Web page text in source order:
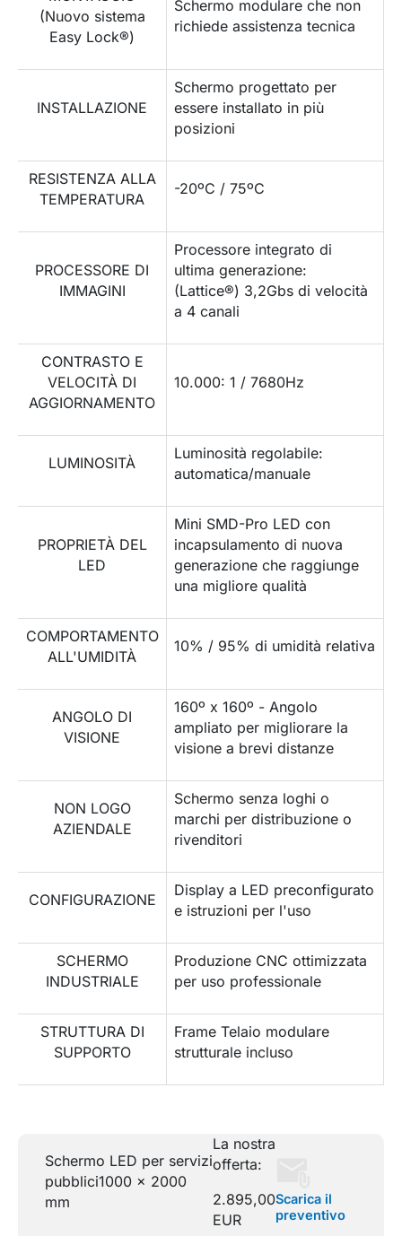
(Nuovo sistema
Easy Lock®)
Schermo modulare che non
richiede assistenza tecnica
INSTALLAZIONE
Schermo progettato per
essere installato in più
posizioni
RESISTENZA ALLA
TEMPERATURA
-20ºC / 75ºC
PROCESSORE DI
IMMAGINI
Processore integrato di
ultima generazione:
(Lattice®) 3,2Gbs di velocità
a 4 canali
CONTRASTO E
VELOCITÀ DI
AGGIORNAMENTO
10.000: 1 / 7680Hz
LUMINOSITÀ
Luminosità regolabile:
automatica/manuale
PROPRIETÀ DEL
LED
Mini SMD-Pro LED con
incapsulamento di nuova
generazione che raggiunge
una migliore qualità
COMPORTAMENTO
ALL'UMIDITÀ
10% / 95% di umidità relativa
ANGOLO DI
VISIONE
160º x 160º - Angolo
ampliato per migliorare la
visione a brevi distanze
NON LOGO
AZIENDALE
Schermo senza loghi o
marchi per distribuzione o
rivenditori
CONFIGURAZIONE
Display a LED preconfigurato
e istruzioni per l'uso
SCHERMO
INDUSTRIALE
Produzione CNC ottimizzata
per uso professionale
STRUTTURA DI
SUPPORTO
Frame Telaio modulare
strutturale incluso
Schermo LED per servizi
pubblici1000 x 2000
mm
La nostra
offerta:
2.895,00
EUR
Scarica il
preventivo